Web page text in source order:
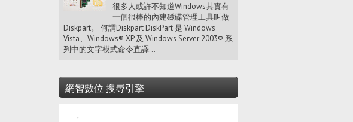
很多人或許不知道Windows其實有
一個很棒的內建磁碟管理工具叫做
Diskpart。 何謂Diskpart DiskPart 是 Windows
Vista、Windows® XP 及 Windows Server 2003® 系
列中的文字模式命令直譯...
網智數位 搜尋引擎